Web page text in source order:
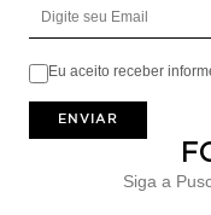
Eu aceito receber
ENVIAR
Siga a